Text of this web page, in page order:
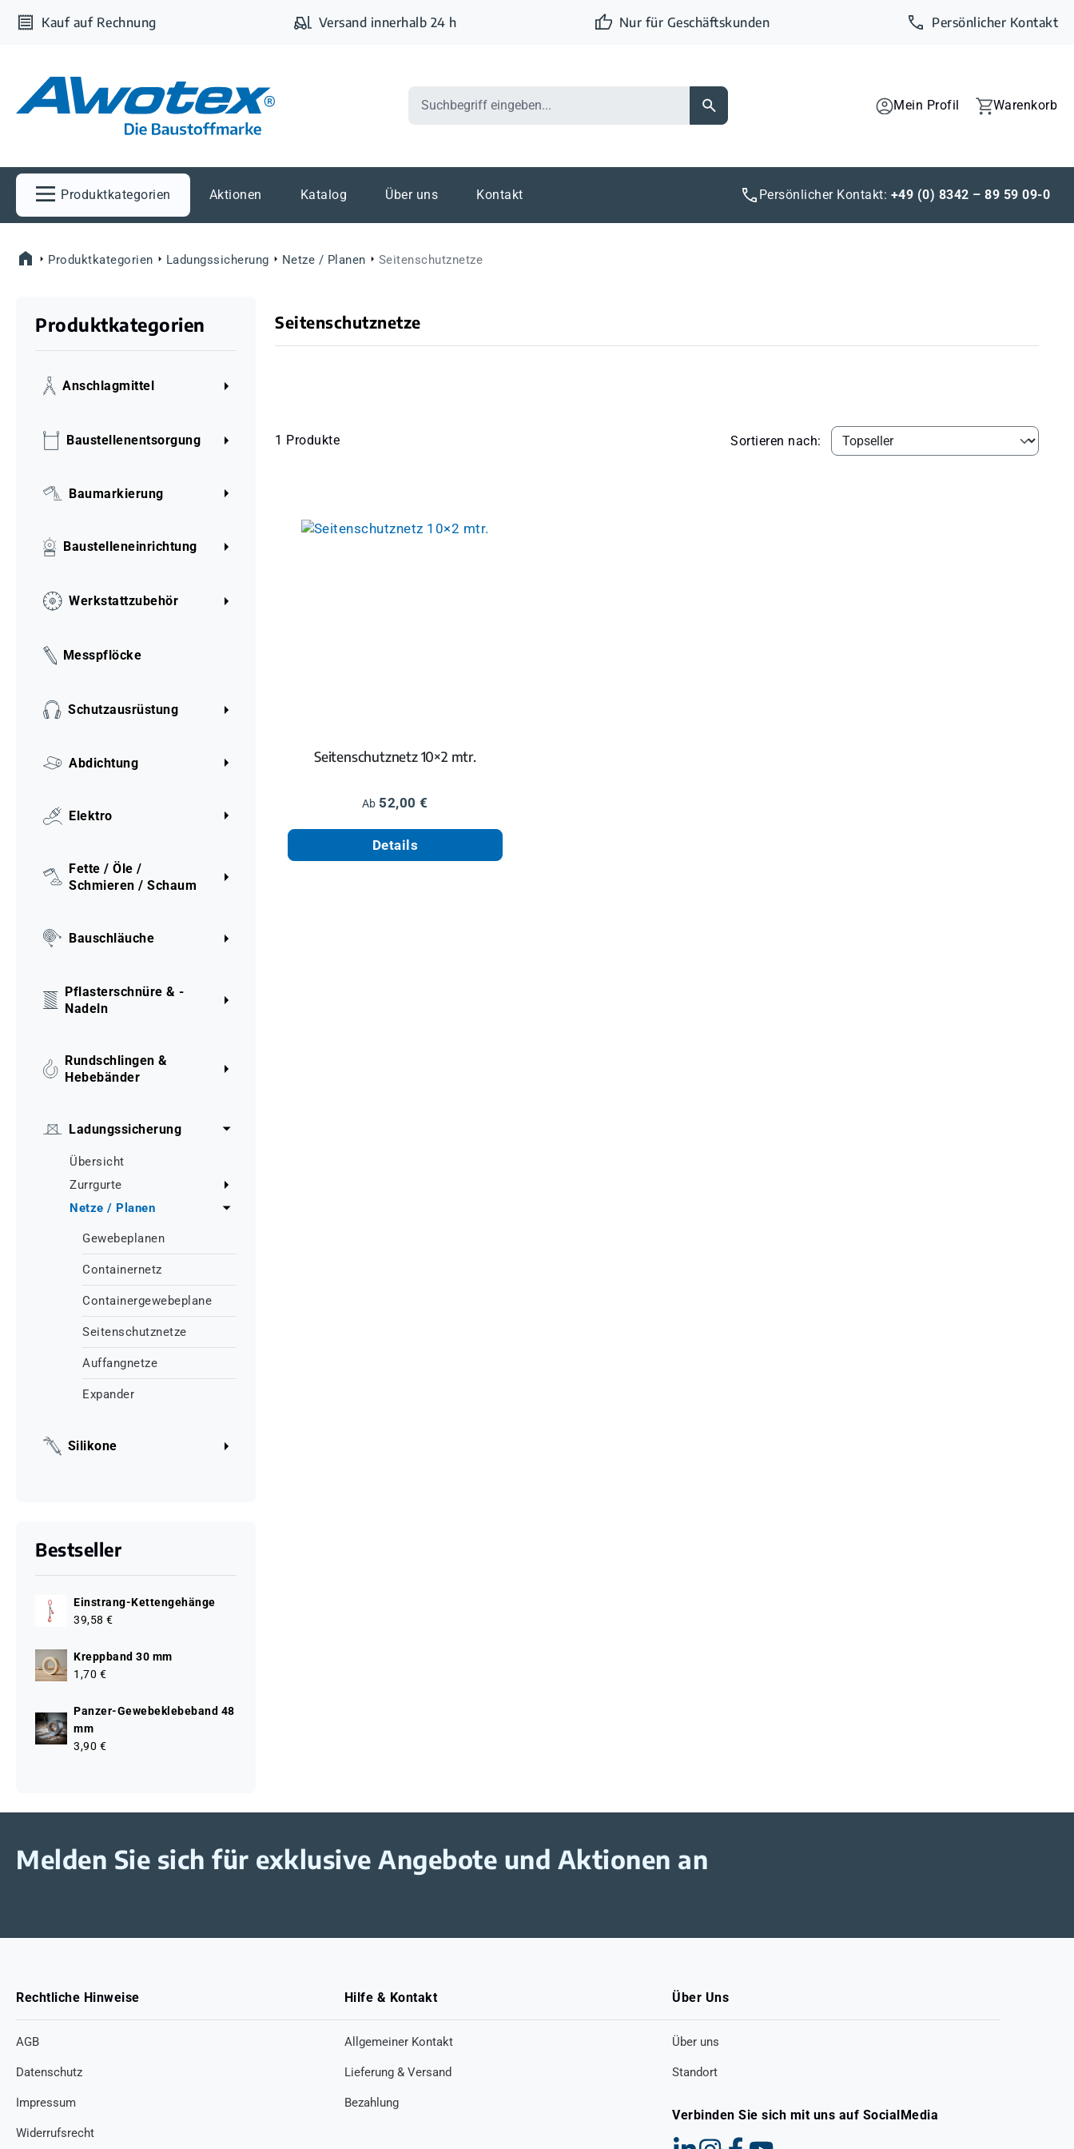
Hauptinhalt springen
Zur Suche springen
Zur Hauptnavigation springen
Kauf auf Rechnung Versand innerhalb 24 h Nur für Geschäftskunden Persönlicher Kontakt
Mein Profil Warenkorb
Produktkategorien Aktionen Katalog Über uns Kontakt Persönlicher Kontakt: +49 (0) 8342 – 89 59 09-0
Produktkategorien Ladungssicherung Netze / Planen Seitenschutznetze
Seitenschutznetze
1 Produkte Sortieren nach:
Seitenschutznetz 10×2 mtr.
Regulärer Preis:
Ab 52,00 €
Details
Produktkategorien
Anschlagmittel
Baustellenentsorgung
Baumarkierung
Baustelleneinrichtung
Werkstattzubehör
Messpflöcke
Schutzausrüstung
Abdichtung
Elektro
Fette / Öle /
Schmieren / Schaum
Bauschläuche
Pflasterschnüre & -
Nadeln
Rundschlingen &
Hebebänder
Ladungssicherung
Übersicht
Zurrgurte
Netze / Planen
Gewebeplanen
Containernetz
Containergewebeplane
Seitenschutznetze
Auffangnetze
Expander
Silikone
Bestseller
Einstrang-Kettengehänge
39,58 €
Kreppband 30 mm
1,70 €
Panzer-Gewebeklebeband 48
mm
3,90 €
Melden Sie sich für exklusive Angebote und Aktionen an
Rechtliche Hinweise
AGB
Datenschutz
Impressum
Widerrufsrecht
Hilfe & Kontakt
Allgemeiner Kontakt
Lieferung & Versand
Bezahlung
Über Uns
Über uns
Standort
Verbinden Sie sich mit uns auf SocialMedia